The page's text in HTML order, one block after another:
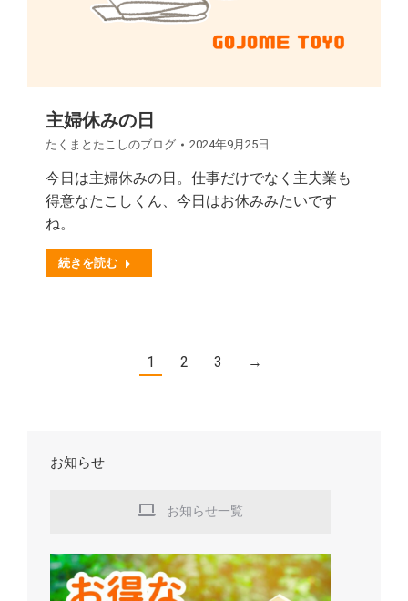
主婦休みの日
たくまとたこしのブログ 2024年9月25日
今日は主婦休みの日。仕事だけでなく主夫業も
得意なたこしくん、今日はお休みみたいです
ね。
続きを読む
1 2 3 →
お知らせ
お知らせ一覧